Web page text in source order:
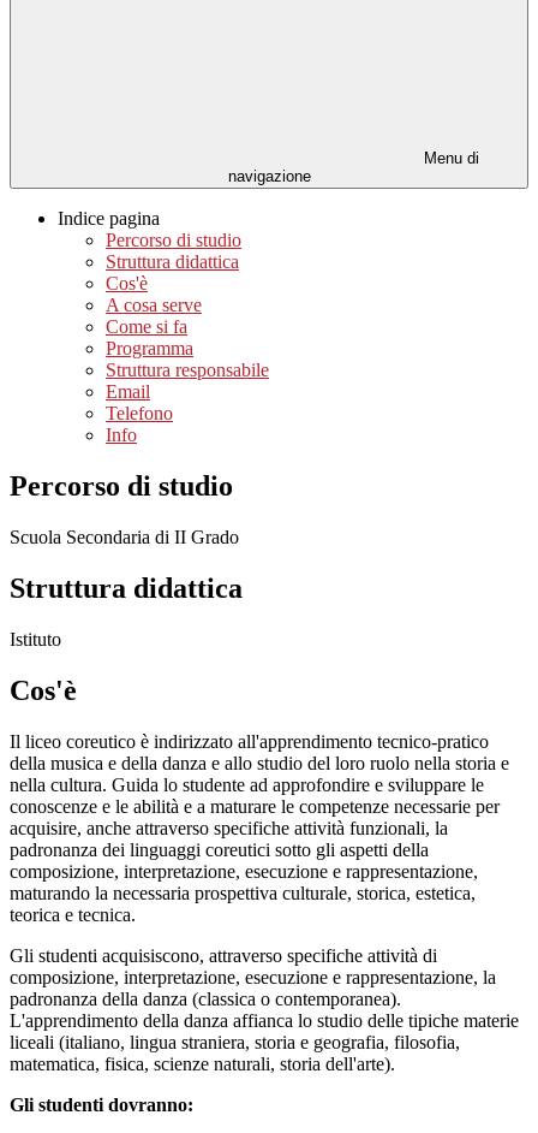
Menu di
navigazione
Indice pagina
Percorso di studio
Struttura didattica
Cos'è
A cosa serve
Come si fa
Programma
Struttura responsabile
Email
Telefono
Info
Percorso di studio
Scuola Secondaria di II Grado
Struttura didattica
Istituto
Cos'è
Il liceo coreutico è indirizzato all'apprendimento tecnico-pratico
della musica e della danza e allo studio del loro ruolo nella storia e
nella cultura. Guida lo studente ad approfondire e sviluppare le
conoscenze e le abilità e a maturare le competenze necessarie per
acquisire, anche attraverso specifiche attività funzionali, la
padronanza dei linguaggi coreutici sotto gli aspetti della
composizione, interpretazione, esecuzione e rappresentazione,
maturando la necessaria prospettiva culturale, storica, estetica,
teorica e tecnica.
Gli studenti acquisiscono, attraverso specifiche attività di
composizione, interpretazione, esecuzione e rappresentazione, la
padronanza della danza (classica o contemporanea).
L'apprendimento della danza affianca lo studio delle tipiche materie
liceali (italiano, lingua straniera, storia e geografia, filosofia,
matematica, fisica, scienze naturali, storia dell'arte).
Gli studenti dovranno: